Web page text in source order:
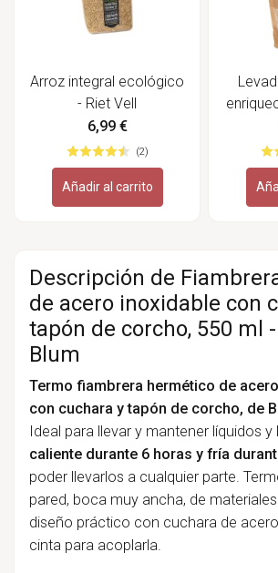
Arroz integral ecológico
- Riet Vell
6,99 €
(2)
Añadir al carrito
Descripción de
de acero inoxidable con
tapón de corcho, 550 ml
Blum
Termo fiambrera hermético de
con cuchara y tapón de corcho, de
Ideal para llevar y mantener líquidos y
caliente durante 6 horas y fría
poder llevarlos a cualquier parte.
pared, boca muy ancha, de
diseño práctico con cuchara de
cinta para acoplarla.